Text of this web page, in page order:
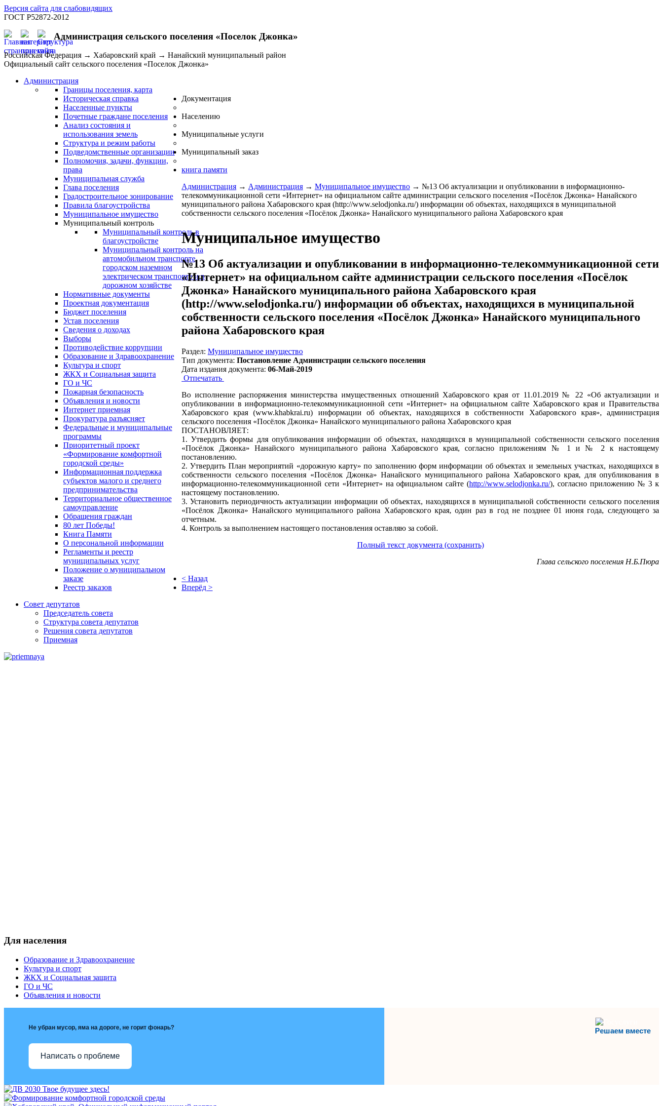
Версия сайта для слабовидящих
ГОСТ Р52872-2012
Администрация сельского поселения «Поселок Джонка»
Российская Федерация → Хабаровский край → Нанайский муниципальный район
Официальный сайт сельского поселения «Поселок Джонка»
Администрация
Границы поселения, карта
Историческая справка
Населенные пункты
Почетные граждане поселения
Анализ состояния и
использования земель
Структура и режим работы
Подведомственные организации
Полномочия, задачи, функции,
права
Муниципальная служба
Глава поселения
Градостроительное зонирование
Правила благоустройства
Муниципальное имущество
Муниципальный контроль
Муниципальный контроль в
благоустройстве
Муниципальный контроль на
автомобильном транспорте,
городском наземном
электрическом транспорте и в
дорожном хозяйстве
Документация
Нормативные документы
Проектная документация
Бюджет поселения
Устав поселения
Сведения о доходах
Выборы
Противодействие коррупции
Населению
Образование и Здравоохранение
Культура и спорт
ЖКХ и Социальная защита
ГО и ЧС
Пожарная безопасность
Объявления и новости
Интернет приемная
Прокуратура разъясняет
Федеральные и муниципальные
программы
Приоритетный проект
«Формирование комфортной
городской среды»
Информационная поддержка
субъектов малого и среднего
предпринимательства
Территориальное общественное
самоуправление
Обращения граждан
80 лет Победы!
Книга Памяти
О персональной информации
Муниципальные услуги
Регламенты и реестр
муниципальных услуг
Муниципальный заказ
Положение о муниципальном
заказе
Реестр заказов
книга памяти
Администрация → Администрация → Муниципальное имущество → №13 Об актуализации и опубликовании в информационно-
телекоммуникационной сети «Интернет» на официальном сайте администрации сельского поселения «Посёлок Джонка» Нанайского
муниципального района Хабаровского края (http://www.selodjonka.ru/) информации об объектах, находящихся в муниципальной
собственности сельского поселения «Посёлок Джонка» Нанайского муниципального района Хабаровского края
Муниципальное имущество
№13 Об актуализации и опубликовании в информационно-телекоммуникационной сети
«Интернет» на официальном сайте администрации сельского поселения «Посёлок
Джонка» Нанайского муниципального района Хабаровского края
(http://www.selodjonka.ru/) информации об объектах, находящихся в муниципальной
собственности сельского поселения «Посёлок Джонка» Нанайского муниципального
района Хабаровского края
Раздел: Муниципальное имущество
Тип документа: Постановление Администрации сельского поселения
Дата издания документа: 06-Май-2019
Отпечатать
Во исполнение распоряжения министерства имущественных отношений Хабаровского края от 11.01.2019 № 22 «Об актуализации и
опубликовании в информационно-телекоммуникационной сети «Интернет» на официальном сайте Хабаровского края и Правительства
Хабаровского края (www.khabkrai.ru) информации об объектах, находящихся в собственности Хабаровского края», администрация
сельского поселения «Посёлок Джонка» Нанайского муниципального района Хабаровского края
ПОСТАНОВЛЯЕТ:
1. Утвердить формы для опубликования информации об объектах, находящихся в муниципальной собственности сельского поселения
«Посёлок Джонка» Нанайского муниципального района Хабаровского края, согласно приложениям № 1 и № 2 к настоящему
постановлению.
2. Утвердить План мероприятий «дорожную карту» по заполнению форм информации об объектах и земельных участках, находящихся в
собственности сельского поселения «Посёлок Джонка» Нанайского муниципального района Хабаровского края, для опубликования в
информационно-телекоммуникационной сети «Интернет» на официальном сайте (http://www.selodjonka.ru/), согласно приложению № 3 к
настоящему постановлению.
3. Установить периодичность актуализации информации об объектах, находящихся в муниципальной собственности сельского поселения
«Посёлок Джонка» Нанайского муниципального района Хабаровского края, один раз в год не позднее 01 июня года, следующего за
отчетным.
4. Контроль за выполнением настоящего постановления оставляю за собой.
Полный текст документа (сохранить)
Глава сельского поселения Н.Б.Пюра
< Назад
Вперёд >
Совет депутатов
Председатель совета
Структура совета депутатов
Решения совета депутатов
Приемная
Для населения
Образование и Здравоохранение
Культура и спорт
ЖКХ и Социальная защита
ГО и ЧС
Объявления и новости
Решаем вместе
Не убран мусор, яма на дороге, не горит фонарь?
Написать о проблеме